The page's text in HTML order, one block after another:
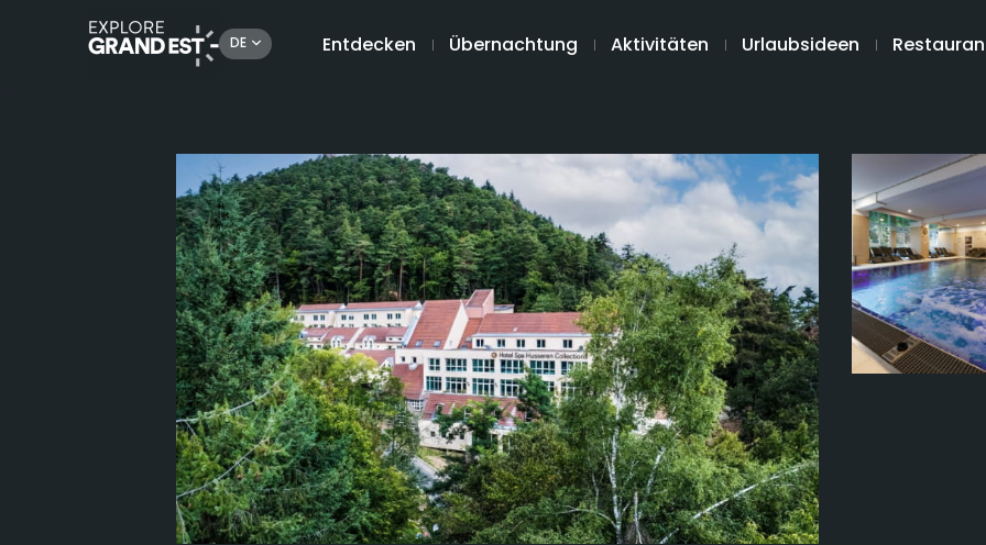
DE Entdecken Übernachtung Aktivitäten Urlaubsideen